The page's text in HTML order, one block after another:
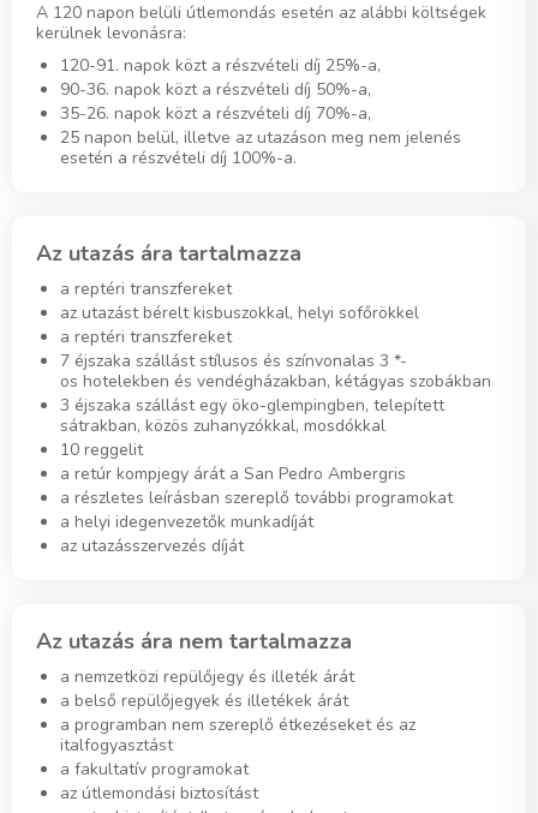
A 120 napon belüli útlemondás esetén az alábbi költségek
kerülnek levonásra:
120-91. napok közt a részvételi díj 25%-a,
90-36. napok közt a részvételi díj 50%-a,
35-26. napok közt a részvételi díj 70%-a,
25 napon belül, illetve az utazáson meg nem jelenés
esetén a részvételi díj 100%-a.
Az utazás ára tartalmazza
a reptéri transzfereket
az utazást bérelt kisbuszokkal, helyi sofőrökkel
a reptéri transzfereket
7 éjszaka szállást stílusos és színvonalas 3 *-
os hotelekben és vendégházakban, kétágyas szobákban
3 éjszaka szállást egy öko-glempingben, telepített
sátrakban, közös zuhanyzókkal, mosdókkal
10 reggelit
a retúr kompjegy árát a San Pedro Ambergris
a részletes leírásban szereplő további programokat
a helyi idegenvezetők munkadíját
az utazásszervezés díját
Az utazás ára nem tartalmazza
a nemzetközi repülőjegy és illeték árát
a belső repülőjegyek és illetékek árát
a programban nem szereplő étkezéseket és az
italfogyasztást
a fakultatív programokat
az útlemondási biztosítást